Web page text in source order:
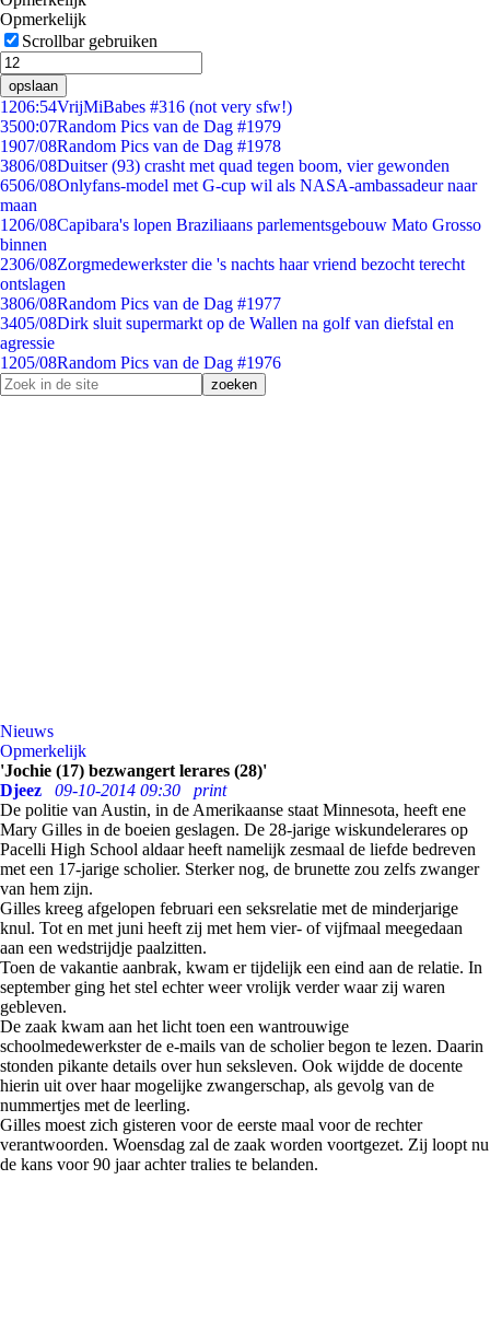
Opmerkelijk
Scrollbar gebruiken
opslaan
1206:54VrijMiBabes #316 (not very sfw!)
3500:07Random Pics van de Dag #1979
1907/08Random Pics van de Dag #1978
3806/08Duitser (93) crasht met quad tegen boom, vier gewonden
6506/08Onlyfans-model met G-cup wil als NASA-ambassadeur naar
maan
1206/08Capibara's lopen Braziliaans parlementsgebouw Mato Grosso
binnen
2306/08Zorgmedewerkster die 's nachts haar vriend bezocht terecht
ontslagen
3806/08Random Pics van de Dag #1977
3405/08Dirk sluit supermarkt op de Wallen na golf van diefstal en
agressie
1205/08Random Pics van de Dag #1976
Nieuws
Opmerkelijk
'Jochie (17) bezwangert lerares (28)'
Djeez
09-10-2014 09:30
print
De politie van Austin, in de Amerikaanse staat Minnesota, heeft ene
Mary Gilles in de boeien geslagen. De 28-jarige wiskundelerares op
Pacelli High School aldaar heeft namelijk zesmaal de liefde bedreven
met een 17-jarige scholier. Sterker nog, de brunette zou zelfs zwanger
van hem zijn.
Gilles kreeg afgelopen februari een seksrelatie met de minderjarige
knul. Tot en met juni heeft zij met hem vier- of vijfmaal meegedaan
aan een wedstrijdje paalzitten.
Toen de vakantie aanbrak, kwam er tijdelijk een eind aan de relatie. In
september ging het stel echter weer vrolijk verder waar zij waren
gebleven.
De zaak kwam aan het licht toen een wantrouwige
schoolmedewerkster de e-mails van de scholier begon te lezen. Daarin
stonden pikante details over hun seksleven. Ook wijdde de docente
hierin uit over haar mogelijke zwangerschap, als gevolg van de
nummertjes met de leerling.
Gilles moest zich gisteren voor de eerste maal voor de rechter
verantwoorden. Woensdag zal de zaak worden voortgezet. Zij loopt nu
de kans voor 90 jaar achter tralies te belanden.